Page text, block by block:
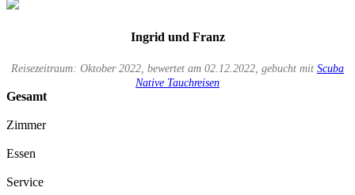
Ingrid und Franz
Reisezeitraum: Oktober 2022, bewertet am 02.12.2022, gebucht mit Scuba
Native Tauchreisen
Gesamt
Zimmer
Essen
Service